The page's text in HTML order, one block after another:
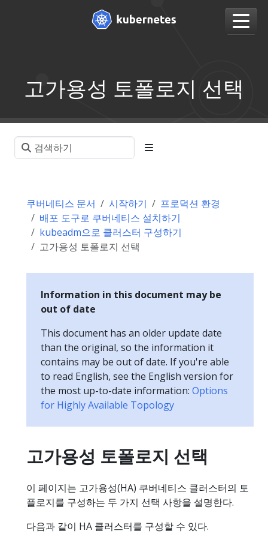
고가용성 토폴로지 선택
쿠버네티스 문서 시작하기
프로덕션 환경
배포 도구로 쿠버네티스 설치하기
kubeadm으로 클러스터 구성하기
고가용성 토폴로지 선택
Information in this document may be
out of date
This document has an older update date
than the original, so the information it
contains may be out of date. If you're able
to read English, see the English version for
the most up-to-date information: Options
for Highly Available Topology
고가용성 토폴로지 선택
이 페이지는 고가용성(HA) 쿠버네티스 클러스터의 토
플로지를 구성하는 두 가지 선택 사항을 설명한다.
다음과 같이 HA 클러스터를 구성할 수 있다.